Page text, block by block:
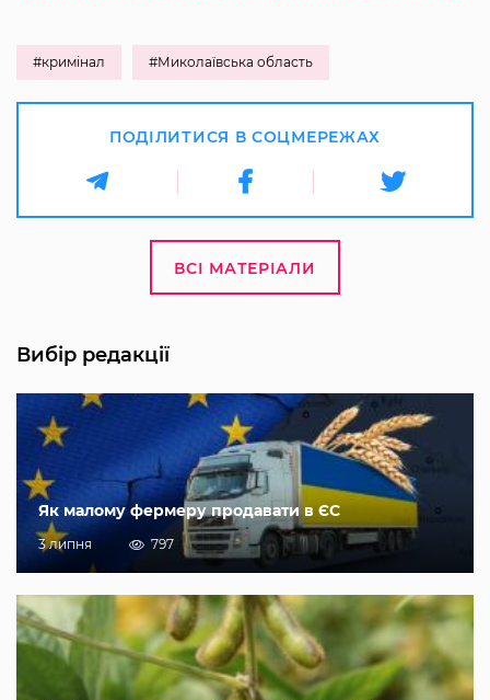
#кримінал #Миколаївська область
ПОДІЛИТИСЯ В СОЦМЕРЕЖАХ
ВСІ МАТЕРІАЛИ
Вибір редакції
Як малому фермеру продавати в ЄС
3 липня 797